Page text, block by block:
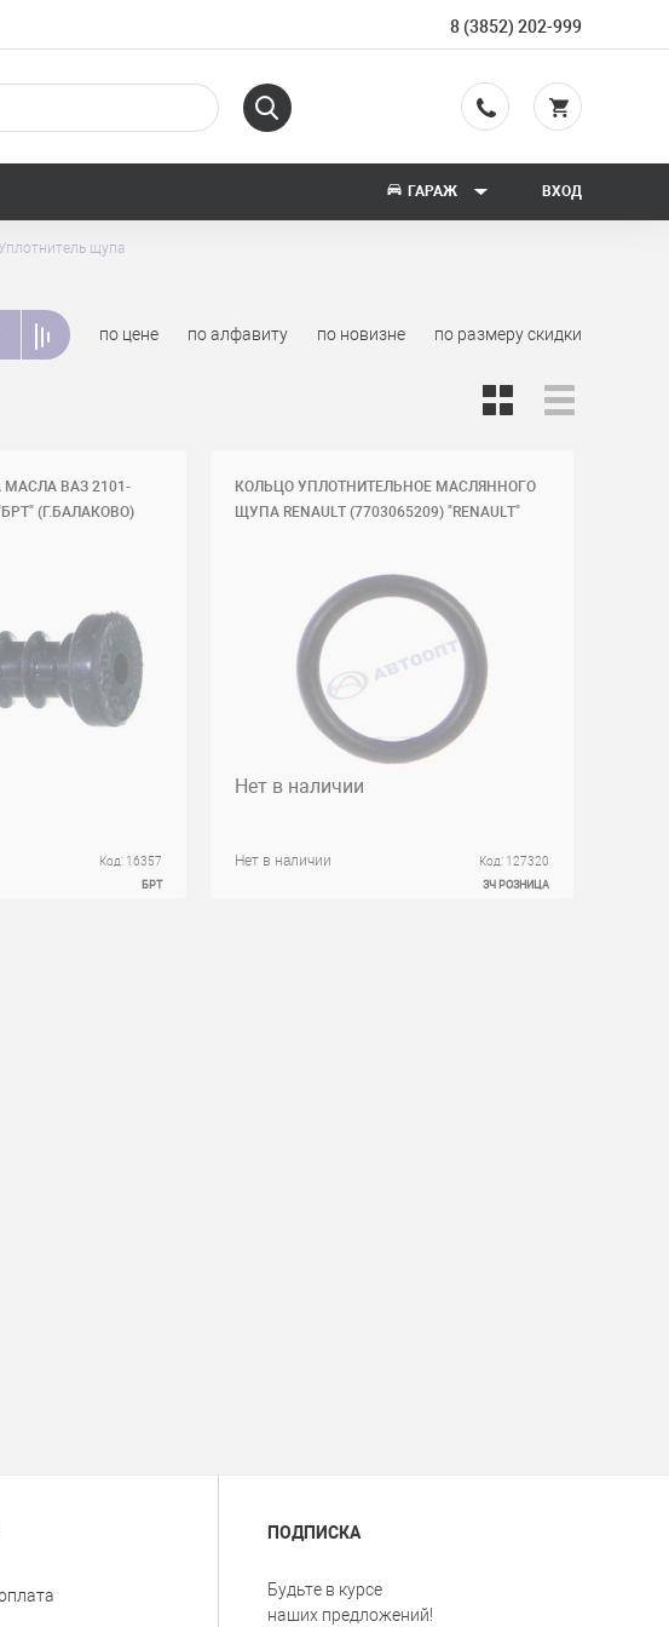
8 (3852) 202-999
ГАРАЖ ВХОД
щупа
по цене по алфавиту по новизне по размеру скидки
ВАЗ 2101-
(Г.БАЛАКОВО)
Код: 16357
БРТ
КОЛЬЦО УПЛОТНИТЕЛЬНОЕ МАСЛЯННОГО
ЩУПА RENAULT (7703065209) "RENAULT"
Нет в наличии Код: 127320
ЗЧ РОЗНИЦА
Нет в наличии
ПОДПИСКА
Будьте в курсе
наших предложений!